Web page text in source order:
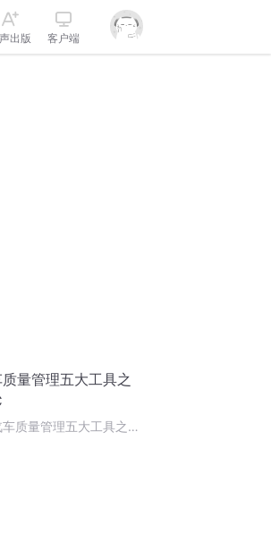
出版 客户端
量管理五大工具之
车质量管理五大工具之